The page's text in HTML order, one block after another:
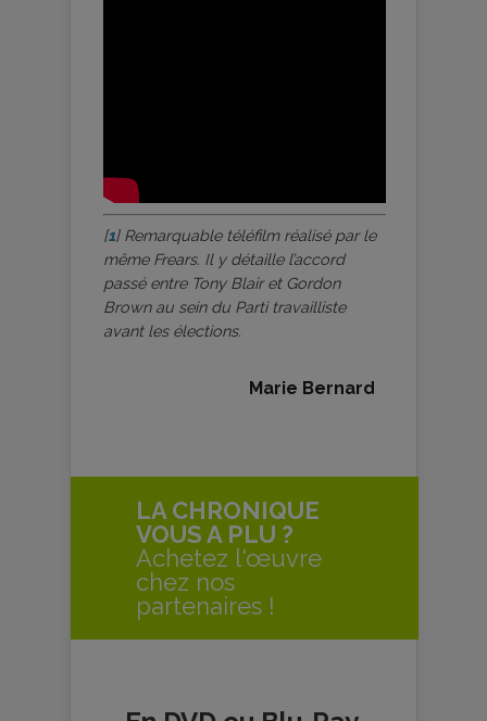
[1] Remarquable téléfilm réalisé par le
même Frears. Il y détaille l’accord
passé entre Tony Blair et Gordon
Brown au sein du Parti travailliste
avant les élections.
Marie Bernard
LA CHRONIQUE
VOUS A PLU ?
Achetez l'œuvre
chez nos
partenaires !